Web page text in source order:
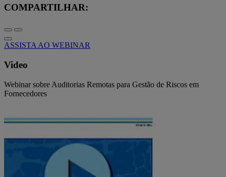
COMPARTILHAR:
ASSISTA AO WEBINAR
Video
Webinar sobre Auditorias Remotas para Gestão de Riscos em
Fornecedores